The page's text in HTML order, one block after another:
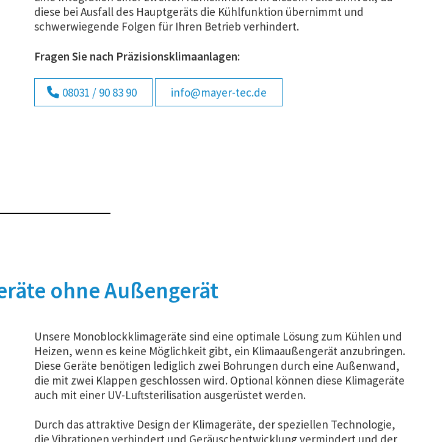
diese bei Ausfall des Hauptgeräts die Kühlfunktion übernimmt und
schwerwiegende Folgen für Ihren Betrieb verhindert.
Fragen Sie nach Präzisionsklimaanlagen:
08031 / 90 83 90 info@mayer-tec.de
ohne Außengerät
Unsere Monoblockklimageräte sind eine optimale Lösung zum Kühlen und
Heizen, wenn es keine Möglichkeit gibt, ein Klimaaußengerät anzubringen.
Diese Geräte benötigen lediglich zwei Bohrungen durch eine Außenwand,
die mit zwei Klappen geschlossen wird. Optional können diese Klimageräte
auch mit einer UV-Luftsterilisation ausgerüstet werden.
Durch das attraktive Design der Klimageräte, der speziellen Technologie,